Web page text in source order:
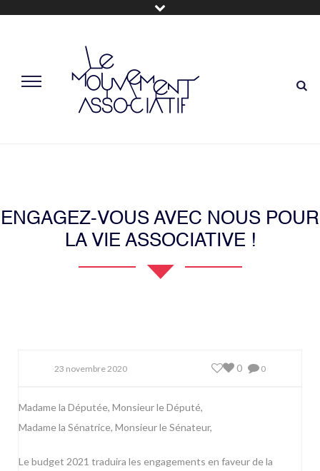
ENGAGEZ-VOUS AVEC NOUS POUR
LA VIE ASSOCIATIVE !
23 novembre 2020 0
0
Madame la Députée, Monsieur le Député,
Madame la Sénatrice, Monsieur le Sénateur,
Le budget 2021 traduira les engagements en faveur de la